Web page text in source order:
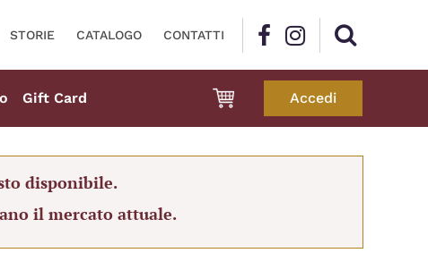
STORIE CATALOGO CONTATTI
Gift Card Accedi
disponibile.
il mercato attuale.